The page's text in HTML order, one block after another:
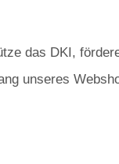
das DKI,
unseres